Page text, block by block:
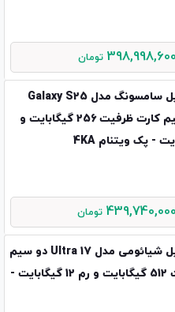
398,998,600 تومان
گوشی موبایل سامسونگ مدل Galaxy S25
Ultra دو سیم کارت ظرفیت 256 گیگابایت و
439,740,000 تومان
گوشی موبایل شیائومی مدل 17 Ultra دو سیم
کارت ظرفیت 512 گیگابایت و رم 12 گیگابایت -